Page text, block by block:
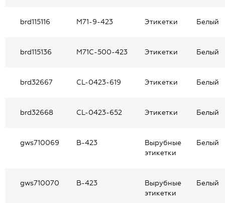
brd115116 M71-9-423 Этикетки Белый
brd115136 M71C-500-423 Этикетки Белый
brd32667 CL-0423-619 Этикетки Белый
brd32668 CL-0423-652 Этикетки Белый
gws710069 В-423
Вырубные
этикетки
Белый
gws710070 В-423
Вырубные
этикетки
Белый